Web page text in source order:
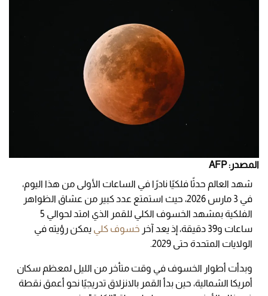
المصدر: AFP
شهد العالم حدثًا فلكيًا نادرًا في الساعات الأولى من هذا اليوم،
في 3 مارس 2026، حيث استمتع عدد كبير من عشاق الظواهر
الفلكية بمشهد الخسوف الكلي للقمر الذي امتد لحوالي 5
ساعات و39 دقيقة، إذ يعد آخر
خسوف كلي يمكن رؤيته في
الولايات المتحدة حتى 2029.
وبدأت أطوار الخسوف في وقت متأخر من الليل لمعظم سكان
أمريكا الشمالية، حين بدأ القمر بالانزلاق تدريجيًا نحو أعمق نقطة